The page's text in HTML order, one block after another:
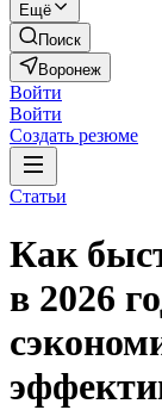
Ещё
Поиск
Воронеж
Войти
Войти
Создать резюме
Статьи
Как
в 2026